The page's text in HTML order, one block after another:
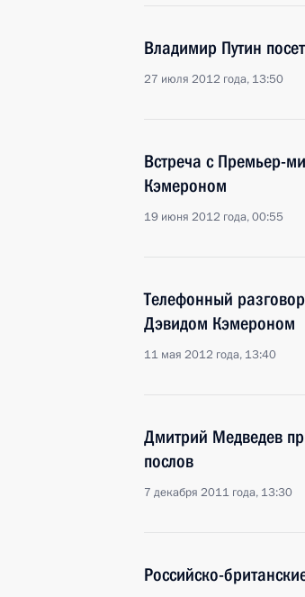
Владимир Путин
27 июля 2012 года, 13:50
Встреча с Премьер-
Кэмероном
19 июня 2012 года, 00:55
Телефонный
Дэвидом Кэмероном
11 мая 2012 года, 13:40
Дмитрий Медведев
послов
7 декабря 2011 года, 13:30
Российско-